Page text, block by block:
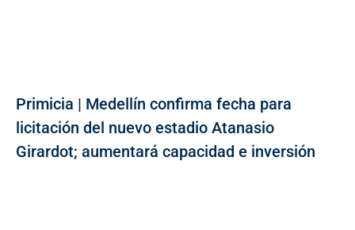
Primicia | Medellín confirma fecha para
licitación del nuevo estadio Atanasio
Girardot; aumentará capacidad e inversión